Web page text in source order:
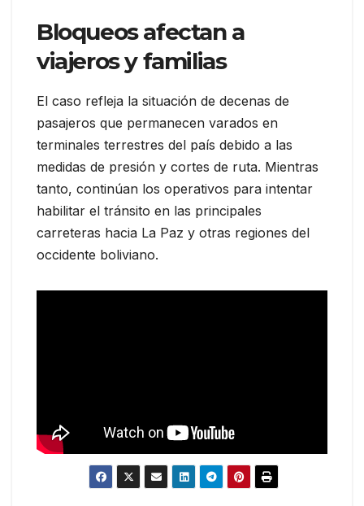
Bloqueos afectan a
viajeros y familias
El caso refleja la situación de decenas de
pasajeros que permanecen varados en
terminales terrestres del país debido a las
medidas de presión y cortes de ruta. Mientras
tanto, continúan los operativos para intentar
habilitar el tránsito en las principales
carreteras hacia La Paz y otras regiones del
occidente boliviano.